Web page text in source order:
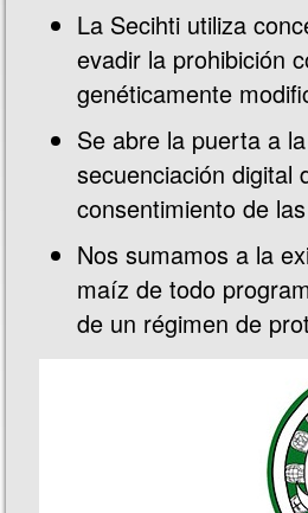
La Secihti utiliza
evadir la prohibición
genéticamente
Se abre la puerta a
secuenciación digital
consentimiento de
Nos sumamos a la
maíz de todo
de un régimen de